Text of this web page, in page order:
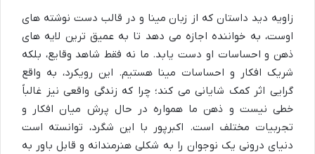
زاویه دید داستان که از زبان مینا و در قالب دست نوشته های
اوست، به خواننده اجازه می دهد تا به عمیق ترین لایه های
ذهن و احساسات او دست یابد. ما نه فقط شاهد وقایع، بلکه
شریک افکار و احساسات مینا هستیم. این رویکرد، به واقع
گرایی اثر کمک شایانی می کند؛ چرا که زندگی واقعی نیز غالباً
خطی نیست و ذهن ما همواره در حال پرش میان افکار و
تجربیات مختلف است. اکبرپور با این شگرد، توانسته است
دنیای درونی یک نوجوان را به شکلی هنرمندانه و قابل باور به